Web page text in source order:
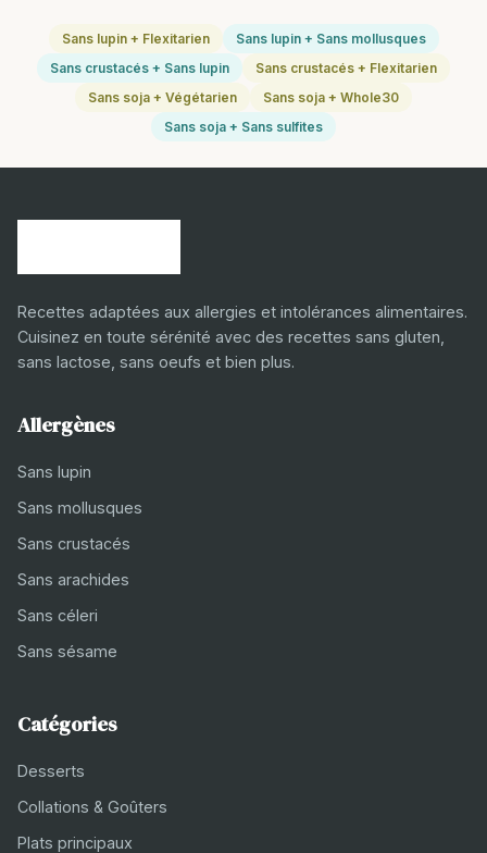
Sans lupin + Flexitarien
Sans lupin + Sans mollusques
Sans crustacés + Sans lupin
Sans crustacés + Flexitarien
Sans soja + Végétarien
Sans soja + Whole30
Sans soja + Sans sulfites
Recettes adaptées aux allergies et intolérances alimentaires.
Cuisinez en toute sérénité avec des recettes sans gluten,
sans lactose, sans oeufs et bien plus.
Allergènes
Sans lupin
Sans mollusques
Sans crustacés
Sans arachides
Sans céleri
Sans sésame
Catégories
Desserts
Collations & Goûters
Plats principaux